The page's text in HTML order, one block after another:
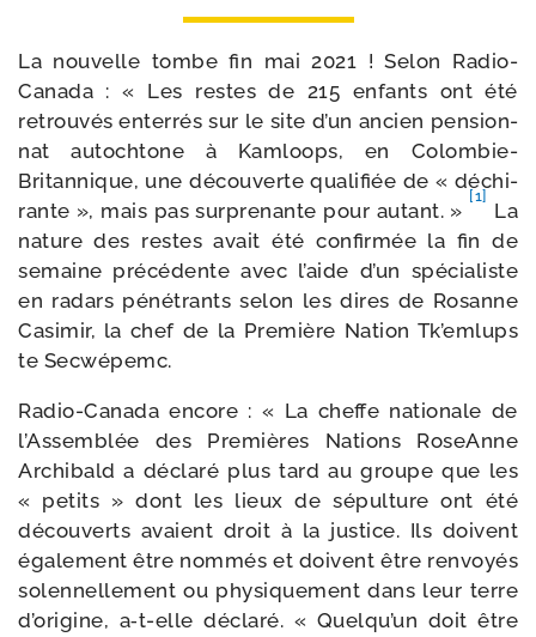
La nou­velle tombe fin mai 2021 ! Selon Radio-​
Canada : « Les restes de 215 enfants ont été
retrou­vés enter­rés sur le site d’un ancien pen­sion­
nat autoch­tone à Kamloops, en Colombie-​
Britannique, une décou­verte qua­li­fiée de « déchi­
rante », mais pas sur­pre­nante pour autant. »
[1]
La
nature des restes avait été confir­mée la fin de
semaine pré­cé­dente avec l’aide d’un spé­cia­liste
en radars péné­trants selon les dires de Rosanne
Casimir, la chef de la Première Nation Tk’emlups
te Secwépemc.
Radio-​Canada encore : « La cheffe natio­nale de
l’Assemblée des Premières Nations RoseAnne
Archibald a décla­ré plus tard au groupe que les
« petits » dont les lieux de sépul­ture ont été
décou­verts avaient droit à la jus­tice. Ils doivent
éga­le­ment être nom­més et doivent être ren­voyés
solen­nel­le­ment ou phy­si­que­ment dans leur terre
d’origine, a‑t-​elle décla­ré. « Quelqu’un doit être